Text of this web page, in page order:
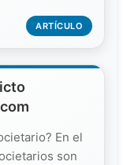
ARTÍCULO
En el
son